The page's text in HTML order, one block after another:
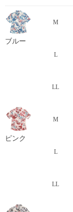
ブルー
M
L
LL
ピンク
M
L
LL